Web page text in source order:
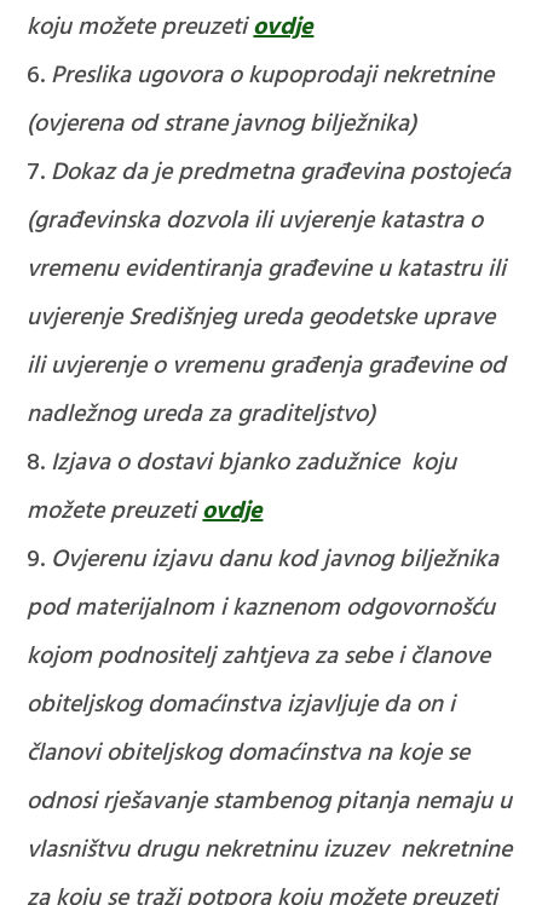
koju možete preuzetiovdje
Preslika ugovora o kupoprodaji nekretnine
(ovjerena od strane javnog bilježnika)
Dokaz da je predmetna građevina postojeća
(građevinska dozvola ili uvjerenje katastra o
vremenu evidentiranja građevine u katastru ili
uvjerenje Središnjeg ureda geodetske uprave
ili uvjerenje o vremenu građenja građevine od
nadležnog ureda za graditeljstvo)
Izjava o dostavi bjanko zadužnice koju
možete preuzetiovdje
Ovjerenu izjavu danu kod javnog bilježnika
pod materijalnom i kaznenom odgovornošću
kojom podnositelj zahtjeva za sebe i članove
obiteljskog domaćinstva izjavljuje da on i
članovi obiteljskog domaćinstva na koje se
odnosi rješavanje stambenog pitanja nemaju u
vlasništvu drugu nekretninu izuzev nekretnine